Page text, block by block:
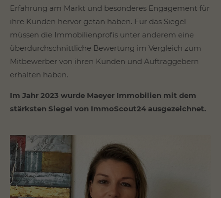
Erfahrung am Markt und besonderes Engagement für
ihre Kunden hervor getan haben. Für das Siegel
müssen die Immobilienprofis unter anderem eine
überdurchschnittliche Bewertung im Vergleich zum
Mitbewerber von ihren Kunden und Auftraggebern
erhalten haben.
Im Jahr 2023 wurde Maeyer Immobilien mit dem
stärksten Siegel von ImmoScout24 ausgezeichnet.